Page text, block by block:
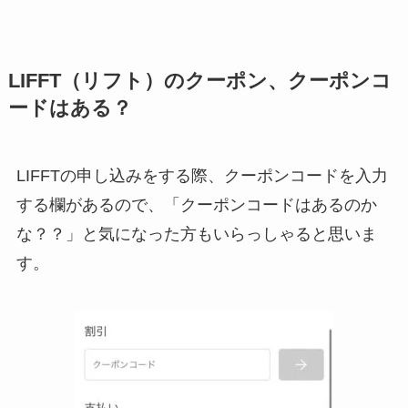
LIFFT（リフト）のクーポン、クーポンコ
ードはある？
LIFFTの申し込みをする際、クーポンコードを入力
する欄があるので、「クーポンコードはあるのか
な？？」と気になった方もいらっしゃると思いま
す。